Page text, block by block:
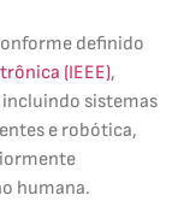
definido
(IEEE),
incluindo sistemas
e robótica,
humana.